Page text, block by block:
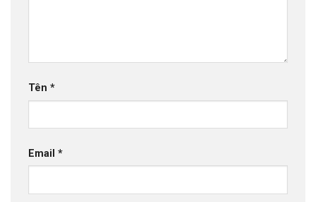
Tên *
Email *